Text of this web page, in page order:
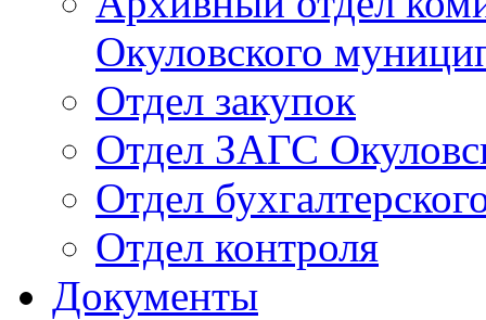
Окуловского
Отдел закупок
Отдел ЗАГС
Отдел
Отдел контроля
Документы